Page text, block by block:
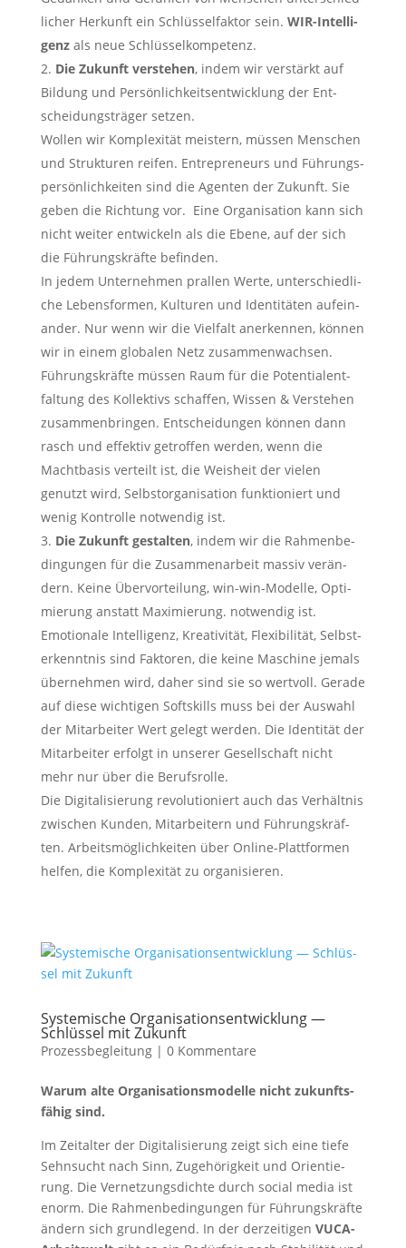
li­cher Her­kunft ein Schlüs­sel­fak­tor sein. WIR-Intel­li­
genzals neue Schlüsselkompetenz.
Die Zukunft ver­ste­hen, indem wir ver­stärkt auf
Bil­dung und Per­sön­lich­keits­ent­wick­lung der Ent­
schei­dungs­trä­ger setzen.
Wol­len wir Kom­ple­xi­tät meis­tern, müs­sen Men­schen
und Struk­tu­ren rei­fen. Entre­pre­neurs und Füh­rungs­
per­sön­lich­kei­ten sind die Agen­ten der Zukunft. Sie
geben die Rich­tung vor. Eine Orga­ni­sa­ti­on kann sich
nicht wei­ter ent­wi­ckeln als die Ebe­ne, auf der sich
die Füh­rungs­kräf­te befinden.
In jedem Unter­neh­men pral­len Wer­te, unter­schied­li­
che Lebens­for­men, Kul­tu­ren und Iden­ti­tä­ten auf­ein­
an­der. Nur wenn wir die Viel­falt aner­ken­nen, kön­nen
wir in einem glo­ba­len Netz zusammenwachsen.
Füh­rungs­kräf­te müs­sen Raum für die Poten­ti­al­ent­
fal­tung des Kol­lek­tivs schaf­fen, Wis­sen & Ver­ste­hen
zusam­men­brin­gen. Ent­schei­dun­gen kön­nen dann
rasch und effek­tiv getrof­fen wer­den, wenn die
Macht­ba­sis ver­teilt ist, die Weis­heit der vie­len
genutzt wird, Selbst­or­ga­ni­sa­ti­on funk­tio­niert und
wenig Kon­trol­le not­wen­dig ist.
Die Zukunft gestal­ten, indem wir die Rah­men­be­
din­gun­gen für die Zusam­men­ar­beit mas­siv ver­än­
dern. Kei­ne Über­vor­tei­lung, win-win-Model­le, Opti­
mie­rung anstatt Maxi­mie­rung. not­wen­dig ist.
Emo­tio­na­le Intel­li­genz, Krea­ti­vi­tät, Fle­xi­bi­li­tät, Selbst­
er­kennt­nis sind Fak­to­ren, die kei­ne Maschi­ne jemals
über­neh­men wird, daher sind sie so wert­voll. Gera­de
auf die­se wich­ti­gen Soft­s­kills muss bei der Aus­wahl
der Mit­ar­bei­ter Wert gelegt wer­den. Die Iden­ti­tät der
Mit­ar­bei­ter erfolgt in unse­rer Gesell­schaft nicht
mehr nur über die Berufsrolle.
Die Digi­ta­li­sie­rung revo­lu­tio­niert auch das Ver­hält­nis
zwi­schen Kun­den, Mit­ar­bei­tern und Füh­rungs­kräf­
ten. Arbeits­mög­lich­kei­ten über Online-Platt­for­men
hel­fen, die Kom­ple­xi­tät zu organisieren.
Sys­te­mi­sche Orga­ni­sa­ti­ons­ent­wick­lung —
Schlüs­sel mit Zukunft
Prozessbegleitung| 0 Kommentare
War­um alte Orga­ni­sa­ti­ons­mo­del­le nicht zukunfts­
fä­hig sind.
Im Zeit­al­ter der Digi­ta­li­sie­rung zeigt sich eine tie­fe
Sehn­sucht nach Sinn, Zuge­hö­rig­keit und Ori­en­tie­
rung. Die Ver­net­zungs­dich­te durch social media ist
enorm. Die Rah­men­be­din­gun­gen für Füh­rungs­kräf­te
ändern sich grund­le­gend. In der der­zei­ti­gen VUCA-